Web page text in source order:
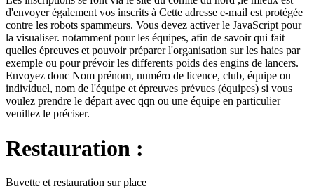
d'envoyer également vos inscrits à Cette adresse e-mail est protégée
contre les robots spammeurs. Vous devez activer le JavaScript pour
la visualiser. notamment pour les équipes, afin de savoir qui fait
quelles épreuves et pouvoir préparer l'organisation sur les haies par
exemple ou pour prévoir les differents poids des engins de lancers.
Envoyez donc Nom prénom, numéro de licence, club, équipe ou
individuel, nom de l'équipe et épreuves prévues (équipes) si vous
voulez prendre le départ avec qqn ou une équipe en particulier
veuillez le préciser.
Restauration :
Buvette et restauration sur place